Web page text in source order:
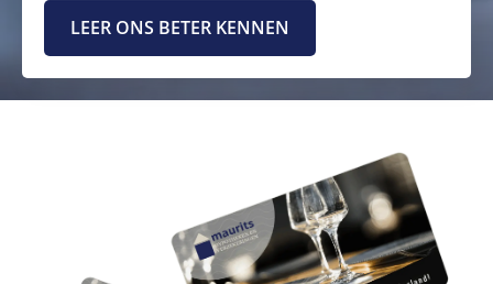
LEER ONS BETER KENNEN